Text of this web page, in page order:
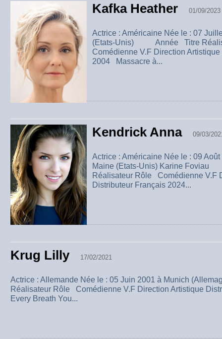
Kafka Heather 01/09/2023
Actrice : Américaine Née le : 07
(Etats-Unis) Année Titre
Comédienne V.F Direction
2004 Massacre à...
Kendrick Anna 09/03/
Actrice : Américaine Née le : 09
Maine (Etats-Unis) Karine
Réalisateur Rôle Comédienne V.F
Distributeur Français 2024...
Krug Lilly 17/02/2021
Actrice : Allemande Née le : 05 Juin 2001 à Munich
Réalisateur Rôle Comédienne V.F Direction Artistique
Every Breath You...